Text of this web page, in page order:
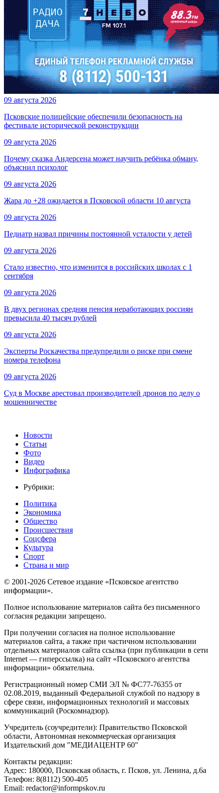
09 августа 2026
Псковские полицейские обеспечили безопасность на
фестивале исторической реконструкции
09 августа 2026
Почему сказка Андерсена может научить ребёнка обману,
объяснил психолог
09 августа 2026
Жара до +28 ожидается в Псковской области 10 августа
09 августа 2026
Педиатр назвал причины постоянной усталости у детей
09 августа 2026
Стало известно, что изменится в российских школах с 1
сентября
09 августа 2026
В двух регионах средняя пенсия неработающих россиян
превысила 40 тысяч рублей
09 августа 2026
Эксперты Роскачества предупредили о риске при смене
номера телефона
09 августа 2026
Суд в Москве арестовал производителей дронов по делу о
мошенничестве
Новости
Статьи
Фото
Видео
Инфографика
Рубрики:
Политика
Экономика
Общество
Происшествия
Соцсфера
Культура
Спорт
Страна и мир
© 2001-2026 Сетевое издание «Псковское агентство
информации».
Полное использование материалов сайта без письменного
согласия редакции запрещено.
При получении согласия на полное использование
материалов сайта, а также при частичном использовании
отдельных материалов сайта ссылка (при публикации в сети
Internet — гиперссылка) на сайт «Псковского агентства
информации» обязательна.
Регистрационный номер СМИ ЭЛ № ФС77-76355 от
02.08.2019, выданный Федеральной службой по надзору в
сфере связи, информационных технологий и массовых
коммуникаций (Роскомнадзор).
Учредитель (соучредители): Правительство Псковской
области, Автономная некоммерческая организация
Издательский дом "МЕДИАЦЕНТР 60"
Контакты редакции:
Адреc: 180000, Псковская область, г. Псков, ул. Ленина, д.6а
Телефон: 8(8112) 500-405
Email: redactor@informpskov.ru